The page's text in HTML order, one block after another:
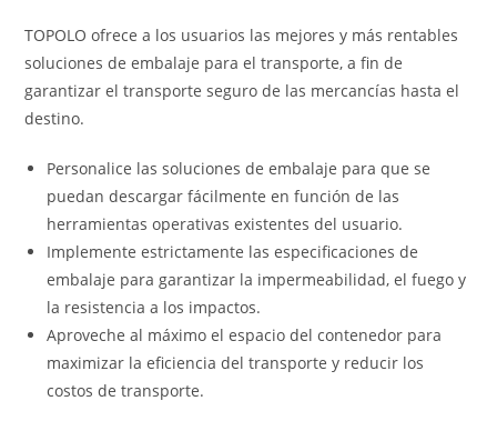
TOPOLO ofrece a los usuarios las mejores y más rentables
soluciones de embalaje para el transporte, a fin de
garantizar el transporte seguro de las mercancías hasta el
destino.
Personalice las soluciones de embalaje para que se
puedan descargar fácilmente en función de las
herramientas operativas existentes del usuario.
Implemente estrictamente las especificaciones de
embalaje para garantizar la impermeabilidad, el fuego y
la resistencia a los impactos.
Aproveche al máximo el espacio del contenedor para
maximizar la eficiencia del transporte y reducir los
costos de transporte.